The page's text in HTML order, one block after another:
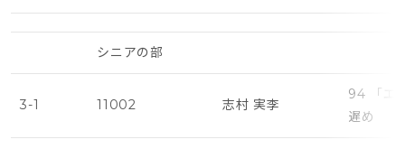
シニアの部
3-1 11002 志村 実李
94 「エ
遅め